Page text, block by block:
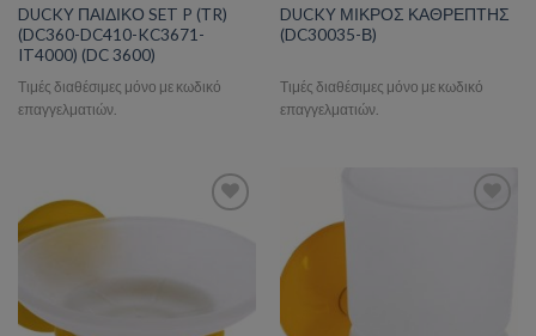
DUCKY ΠΑΙΔΙΚΟ SET P (ΤR)
(DC360-DC410-KC3671-
IT4000) (DC 3600)
Τιμές διαθέσιμες μόνο με κωδικό
επαγγελματιών.
DUCKY ΜΙΚΡΟΣ ΚΑΘΡΕΠΤΗΣ
(DC30035-Β)
Τιμές διαθέσιμες μόνο με κωδικό
επαγγελματιών.